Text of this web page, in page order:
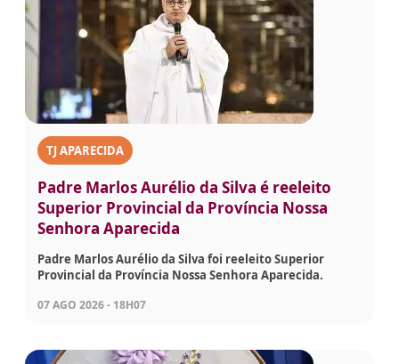
TJ APARECIDA
Padre Marlos Aurélio da Silva é reeleito
Superior Provincial da Província Nossa
Senhora Aparecida
Padre Marlos Aurélio da Silva foi reeleito Superior
Provincial da Província Nossa Senhora Aparecida.
07 AGO 2026 - 18H07